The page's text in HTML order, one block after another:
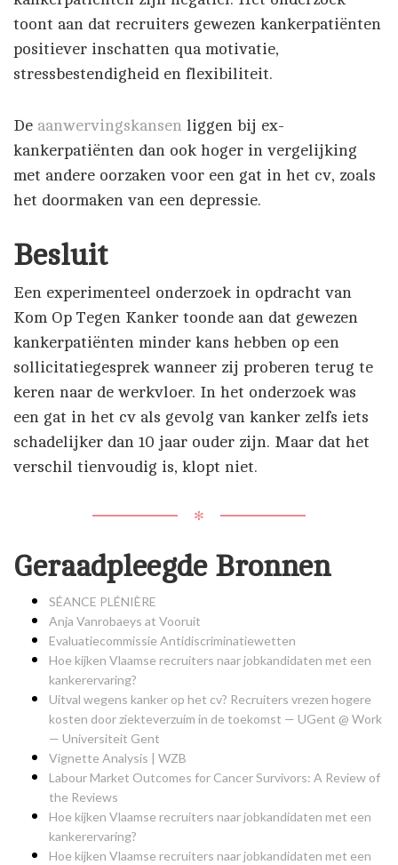
toont aan dat recruiters gewezen kankerpatiënten
positiever inschatten qua motivatie,
stressbestendigheid en flexibiliteit.
De aanwervingskansen liggen bij ex-
kankerpatiënten dan ook hoger in vergelijking
met andere oorzaken voor een gat in het cv, zoals
het doormaken van een depressie.
Besluit
Een experimenteel onderzoek in opdracht van
Kom Op Tegen Kanker toonde aan dat gewezen
kankerpatiënten minder kans hebben op een
sollicitatiegesprek wanneer zij proberen terug te
keren naar de werkvloer. In het onderzoek was
een gat in het cv als gevolg van kanker zelfs iets
schadelijker dan 10 jaar ouder zijn. Maar dat het
verschil tienvoudig is, klopt niet.
✻
Geraadpleegde Bronnen
SÉANCE PLÉNIÈRE
Anja Vanrobaeys at Vooruit
Evaluatiecommissie Antidiscriminatiewetten
Hoe kijken Vlaamse recruiters naar jobkandidaten met een
kankerervaring?
Uitval wegens kanker op het cv? Recruiters vrezen hogere
kosten door ziekteverzuim in de toekomst — UGent @ Work
— Universiteit Gent
Vignette Analysis | WZB
Labour Market Outcomes for Cancer Survivors: A Review of
the Reviews
Hoe kijken Vlaamse recruiters naar jobkandidaten met een
kankerervaring?
Hoe kijken Vlaamse recruiters naar jobkandidaten met een